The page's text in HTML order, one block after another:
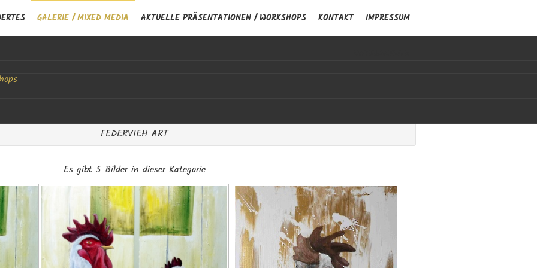
GALERIE / MIXED MEDIA AKTUELLE PRÄSENTATIONEN / WORKSHOPS KONTAKT IMPRESSUM
Sicht der Künstlerin / bisherige Ausstellungen
/ Powerpainting / Aquarellieren + Auszeit
FEDERVIEH ART
Es gibt 5 Bilder in dieser Kategorie